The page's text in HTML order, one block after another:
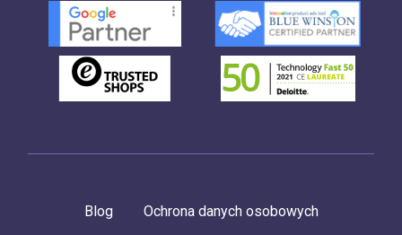
Blog Ochrona danych osobowych